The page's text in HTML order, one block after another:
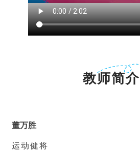
教师简介
董万胜
运动健将